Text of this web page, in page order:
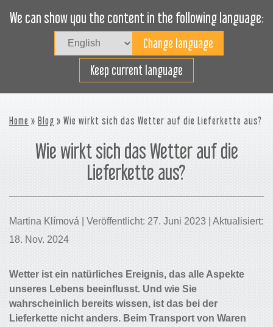
We can show you the content in the following language:
Keep current language
Effizientes Laden
Home » Blog » Wie wirkt sich das Wetter auf die Lieferkette aus?
Wie wirkt sich das Wetter auf die
Lieferkette aus?
Martina Klímová | Veröffentlicht: 27. Juni 2023 | Aktualisiert:
18. Nov. 2024
Wetter ist ein natürliches Ereignis, das alle Aspekte
unseres Lebens beeinflusst. Und wie Sie
wahrscheinlich bereits wissen, ist das bei der
Lieferkette nicht anders. Beim Transport von Waren